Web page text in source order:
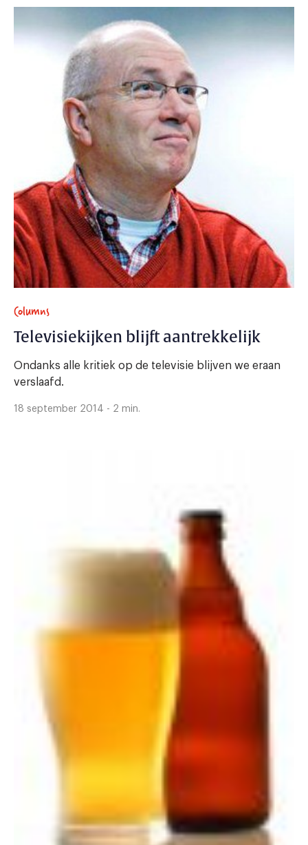
Columns
Televisiekijken blijft aantrekkelijk
Ondanks alle kritiek op de televisie blijven we eraan
verslaafd.
18 september 2014 - 2 min.